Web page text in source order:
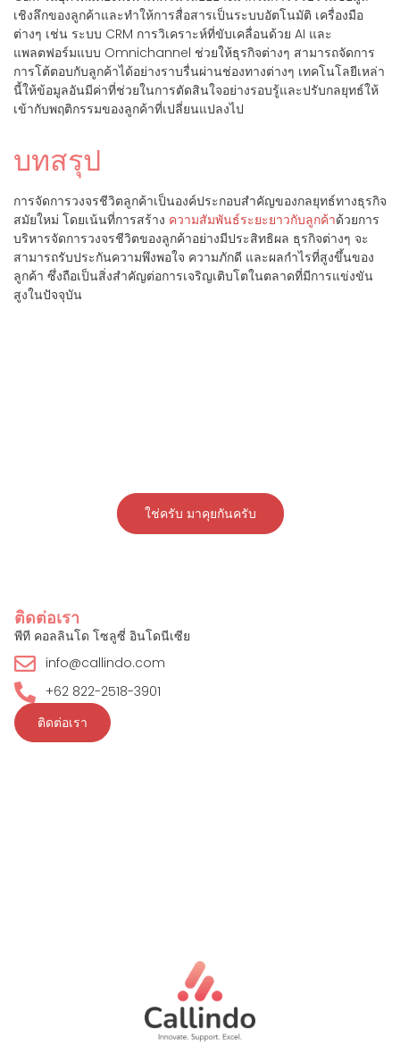
เชิงลึกของลูกค้าและทำให้การสื่อสารเป็นระบบอัตโนมัติ เครื่องมือ
ต่างๆ เช่น ระบบ CRM การวิเคราะห์ที่ขับเคลื่อนด้วย AI และ
แพลตฟอร์มแบบ Omnichannel ช่วยให้ธุรกิจต่างๆ สามารถจัดการ
การโต้ตอบกับลูกค้าได้อย่างราบรื่นผ่านช่องทางต่างๆ เทคโนโลยีเหล่า
นี้ให้ข้อมูลอันมีค่าที่ช่วยในการตัดสินใจอย่างรอบรู้และปรับกลยุทธ์ให้
เข้ากับพฤติกรรมของลูกค้าที่เปลี่ยนแปลงไป
บทสรุป
การจัดการวงจรชีวิตลูกค้าเป็นองค์ประกอบสำคัญของกลยุทธ์ทางธุรกิจ
สมัยใหม่ โดยเน้นที่การสร้าง ความสัมพันธ์ระยะยาวกับลูกค้าด้วยการ
บริหารจัดการวงจรชีวิตของลูกค้าอย่างมีประสิทธิผล ธุรกิจต่างๆ จะ
สามารถรับประกันความพึงพอใจ ความภักดี และผลกำไรที่สูงขึ้นของ
ลูกค้า ซึ่งถือเป็นสิ่งสำคัญต่อการเจริญเติบโตในตลาดที่มีการแข่งขัน
สูงในปัจจุบัน
ใช่ครับ มาคุยกันครับ
ติดต่อเรา
พีที คอลลินโด โซลูซี่ อินโดนีเซีย
info@callindo.com
+62 822-2518-3901
ติดต่อเรา